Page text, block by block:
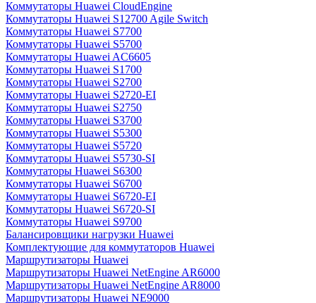
Коммутаторы Huawei CloudEngine
Коммутаторы Huawei S12700 Agile Switch
Коммутаторы Huawei S7700
Коммутаторы Huawei S5700
Коммутаторы Huawei AC6605
Коммутаторы Huawei S1700
Коммутаторы Huawei S2700
Коммутаторы Huawei S2720-EI
Коммутаторы Huawei S2750
Коммутаторы Huawei S3700
Коммутаторы Huawei S5300
Коммутаторы Huawei S5720
Коммутаторы Huawei S5730-SI
Коммутаторы Huawei S6300
Коммутаторы Huawei S6700
Коммутаторы Huawei S6720-EI
Коммутаторы Huawei S6720-SI
Коммутаторы Huawei S9700
Балансировщики нагрузки Huawei
Комплектующие для коммутаторов Huawei
Маршрутизаторы Huawei
Маршрутизаторы Huawei NetEngine AR6000
Маршрутизаторы Huawei NetEngine AR8000
Маршрутизаторы Huawei NE9000